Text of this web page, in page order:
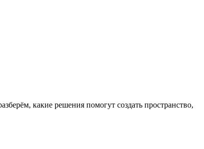
какие решения помогут создать пространство,